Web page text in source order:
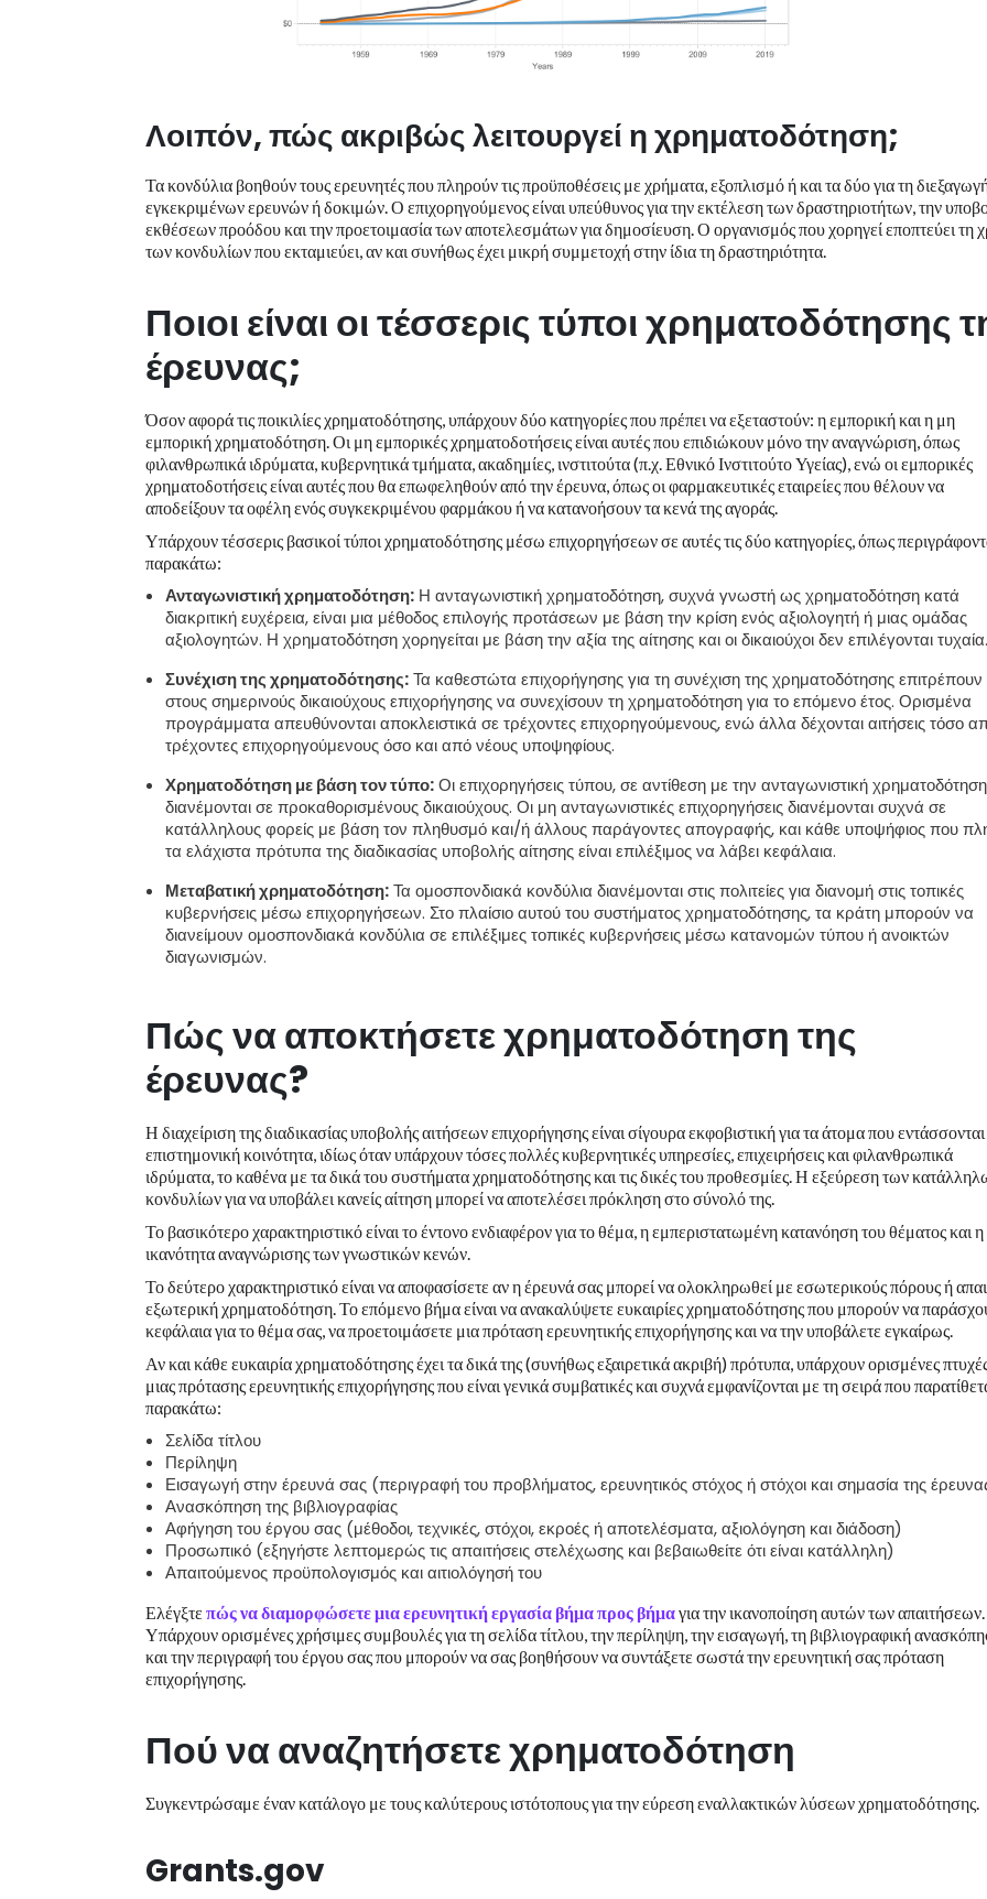
Λοιπόν, πώς ακριβώς λειτουργεί η χρηματοδότηση;
Τα κονδύλια βοηθούν τους ερευνητές που πληρούν τις προϋποθέσεις με χρήματα, εξοπλισμό ή και τα δύο για τη
εγκεκριμένων ερευνών ή δοκιμών. Ο επιχορηγούμενος είναι υπεύθυνος για την εκτέλεση των δραστηριοτήτων, την
εκθέσεων προόδου και την προετοιμασία των αποτελεσμάτων για δημοσίευση. Ο οργανισμός που χορηγεί εποπτεύει τη
των κονδυλίων που εκταμιεύει, αν και συνήθως έχει μικρή συμμετοχή στην ίδια τη δραστηριότητα.
Ποιοι είναι οι τέσσερις τύποι χρηματοδότησης
έρευνας;
Όσον αφορά τις ποικιλίες χρηματοδότησης, υπάρχουν δύο κατηγορίες που πρέπει να εξεταστούν: η εμπορική και η μη
εμπορική χρηματοδότηση. Οι μη εμπορικές χρηματοδοτήσεις είναι αυτές που επιδιώκουν μόνο την αναγνώριση, όπως
φιλανθρωπικά ιδρύματα, κυβερνητικά τμήματα, ακαδημίες, ινστιτούτα (π.χ. Εθνικό Ινστιτούτο Υγείας), ενώ οι εμπορικές
χρηματοδοτήσεις είναι αυτές που θα επωφεληθούν από την έρευνα, όπως οι φαρμακευτικές εταιρείες που θέλουν να
αποδείξουν τα οφέλη ενός συγκεκριμένου φαρμάκου ή να κατανοήσουν τα κενά της αγοράς.
Υπάρχουν τέσσερις βασικοί τύποι χρηματοδότησης μέσω επιχορηγήσεων σε αυτές τις δύο κατηγορίες, όπως
παρακάτω:
Ανταγωνιστική χρηματοδότηση: Η ανταγωνιστική χρηματοδότηση, συχνά γνωστή ως χρηματοδότηση κατά
διακριτική ευχέρεια, είναι μια μέθοδος επιλογής προτάσεων με βάση την κρίση ενός αξιολογητή ή μιας ομάδας
αξιολογητών. Η χρηματοδότηση χορηγείται με βάση την αξία της αίτησης και οι δικαιούχοι δεν επιλέγονται τυχαία.
Συνέχιση της χρηματοδότησης:Τα καθεστώτα επιχορήγησης για τη συνέχιση της χρηματοδότησης επιτρέπουν
στους σημερινούς δικαιούχους επιχορήγησης να συνεχίσουν τη χρηματοδότηση για το επόμενο έτος. Ορισμένα
προγράμματα απευθύνονται αποκλειστικά σε τρέχοντες επιχορηγούμενους, ενώ άλλα δέχονται αιτήσεις τόσο
τρέχοντες επιχορηγούμενους όσο και από νέους υποψηφίους.
Χρηματοδότηση με βάση τον τύπο:Οι επιχορηγήσεις τύπου, σε αντίθεση με την ανταγωνιστική
διανέμονται σε προκαθορισμένους δικαιούχους. Οι μη ανταγωνιστικές επιχορηγήσεις διανέμονται συχνά σε
κατάλληλους φορείς με βάση τον πληθυσμό και/ή άλλους παράγοντες απογραφής, και κάθε υποψήφιος που
τα ελάχιστα πρότυπα της διαδικασίας υποβολής αίτησης είναι επιλέξιμος να λάβει κεφάλαια.
Μεταβατική χρηματοδότηση:Τα ομοσπονδιακά κονδύλια διανέμονται στις πολιτείες για διανομή στις τοπικές
κυβερνήσεις μέσω επιχορηγήσεων. Στο πλαίσιο αυτού του συστήματος χρηματοδότησης, τα κράτη μπορούν να
διανείμουν ομοσπονδιακά κονδύλια σε επιλέξιμες τοπικές κυβερνήσεις μέσω κατανομών τύπου ή ανοικτών
διαγωνισμών.
Πώς να αποκτήσετεχρηματοδότηση της
έρευνας?
Η διαχείριση της διαδικασίας υποβολής αιτήσεων επιχορήγησης είναι σίγουρα εκφοβιστική για τα άτομα που
επιστημονική κοινότητα, ιδίως όταν υπάρχουν τόσες πολλές κυβερνητικές υπηρεσίες, επιχειρήσεις και φιλανθρωπικά
ιδρύματα, το καθένα με τα δικά του συστήματα χρηματοδότησης και τις δικές του προθεσμίες. Η εξεύρεση των
κονδυλίων για να υποβάλει κανείς αίτηση μπορεί να αποτελέσει πρόκληση στο σύνολό της.
Το βασικότερο χαρακτηριστικό είναι το έντονο ενδιαφέρον για το θέμα, η εμπεριστατωμένη κατανόηση του θέματος και η
ικανότητα αναγνώρισης των γνωστικών κενών.
Το δεύτερο χαρακτηριστικό είναι να αποφασίσετε αν η έρευνά σας μπορεί να ολοκληρωθεί με εσωτερικούς πόρους ή
εξωτερική χρηματοδότηση. Το επόμενο βήμα είναι να ανακαλύψετε ευκαιρίες χρηματοδότησης που μπορούν να
κεφάλαια για το θέμα σας, να προετοιμάσετε μια πρόταση ερευνητικής επιχορήγησης και να την υποβάλετε εγκαίρως.
Αν και κάθε ευκαιρία χρηματοδότησης έχει τα δικά της (συνήθως εξαιρετικά ακριβή) πρότυπα, υπάρχουν ορισμένες
μιας πρότασης ερευνητικής επιχορήγησης που είναι γενικά συμβατικές και συχνά εμφανίζονται με τη σειρά που
παρακάτω:
Σελίδα τίτλου
Περίληψη
Εισαγωγή στην έρευνά σας (περιγραφή του προβλήματος, ερευνητικός στόχος ή στόχοι και σημασία της
Ανασκόπηση της βιβλιογραφίας
Αφήγηση του έργου σας (μέθοδοι, τεχνικές, στόχοι, εκροές ή αποτελέσματα, αξιολόγηση και διάδοση)
Προσωπικό (εξηγήστε λεπτομερώς τις απαιτήσεις στελέχωσης και βεβαιωθείτε ότι είναι κατάλληλη)
Απαιτούμενος προϋπολογισμός και αιτιολόγησή του
Ελέγξτε πώς να διαμορφώσετε μια ερευνητική εργασία βήμα προς βήμαγια την ικανοποίηση αυτών των απαιτήσεων.
Υπάρχουν ορισμένες χρήσιμες συμβουλές για τη σελίδα τίτλου, την περίληψη, την εισαγωγή, τη βιβλιογραφική
και την περιγραφή του έργου σας που μπορούν να σας βοηθήσουν να συντάξετε σωστά την ερευνητική σας πρόταση
επιχορήγησης.
Πού να αναζητήσετε χρηματοδότηση
Συγκεντρώσαμε έναν κατάλογο με τους καλύτερους ιστότοπους για την εύρεση εναλλακτικών λύσεων χρηματοδότησης.
Grants.gov